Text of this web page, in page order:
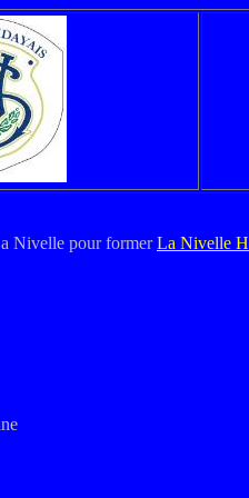
Nivelle pour formerLa Nivelle